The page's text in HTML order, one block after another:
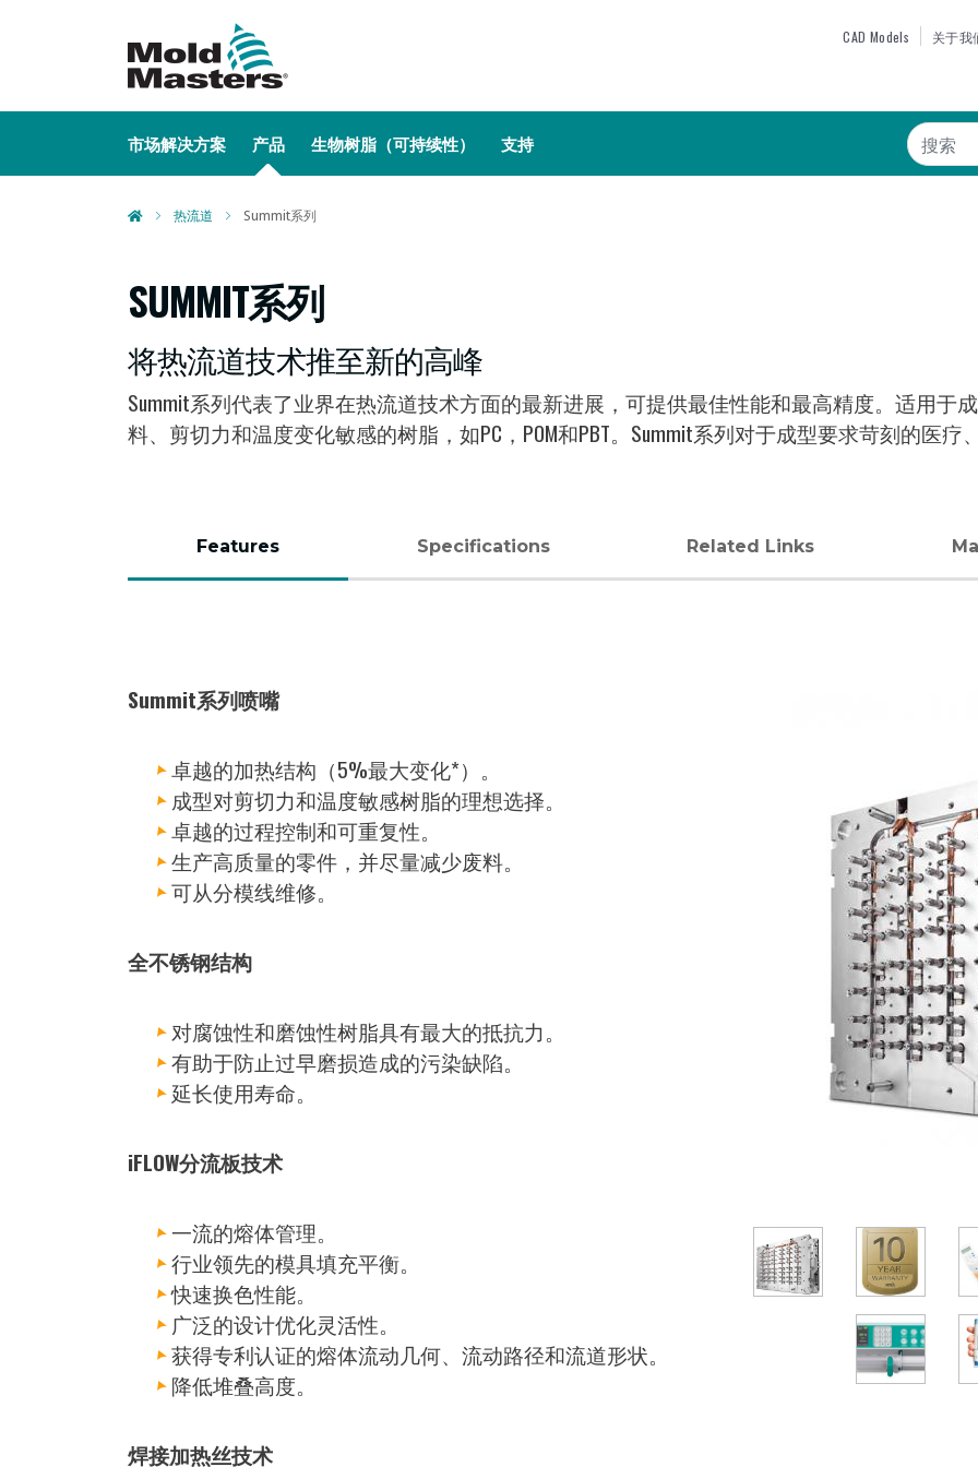
主
内
TOP
CAD Models 关于我
MAIN NAVIGATION
市场解决方案 产品 生物树脂（可持续性） 支持 搜索
热流道 Summit系列
SUMMIT系列
将热流道技术推至新的高峰
Summit系列代表了业界在热流道技术方面的最新进展，可提供最佳性能和最高精度。适用于
料、剪切力和温度变化敏感的树脂，如PC，POM和PBT。Summit系列对于成型要求苛刻的医
Features
签）
Specifications Related Links
Summit系列喷嘴
卓越的加热结构（5%最大变化*）。
成型对剪切力和温度敏感树脂的理想选择。
卓越的过程控制和可重复性。
生产高质量的零件，并尽量减少废料。
可从分模线维修。
全不锈钢结构
对腐蚀性和磨蚀性树脂具有最大的抵抗力。
有助于防止过早磨损造成的污染缺陷。
延长使用寿命。
iFLOW分流板技术
一流的熔体管理。
行业领先的模具填充平衡。
快速换色性能。
广泛的设计优化灵活性。
获得专利认证的熔体流动几何、流动路径和流道形状。
降低堆叠高度。
焊接加热丝技术